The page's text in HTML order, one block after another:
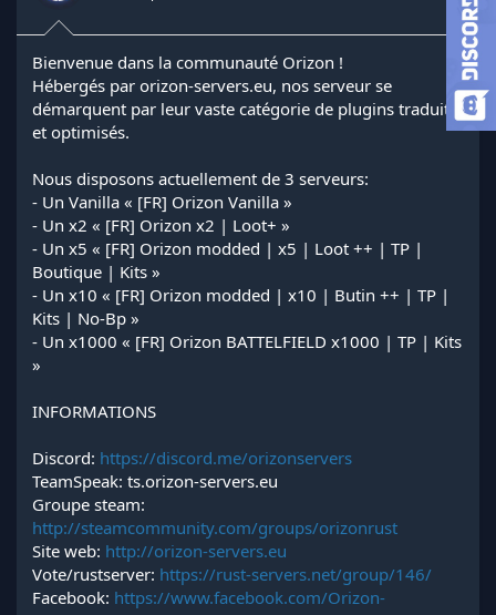
e
u
d
e
l
a
d
s
c
u
s
i
o
n
é
t
Bienvenue dans la communauté Orizon !
Hébergés par orizon-servers.eu, nos serveur se
démarquent par leur vaste catégorie de plugins traduits
et optimisés.
Nous disposons actuellement de 3 serveurs:
- Un Vanilla « [FR] Orizon Vanilla »
- Un x2 « [FR] Orizon x2 | Loot+ »
- Un x5 « [FR] Orizon modded | x5 | Loot ++ | TP |
Boutique | Kits »
- Un x10 « [FR] Orizon modded | x10 | Butin ++ | TP |
Kits | No-Bp »
- Un x1000 « [FR] Orizon BATTELFIELD x1000 | TP | Kits
»
INFORMATIONS
Discord: https://discord.me/orizonservers
TeamSpeak: ts.orizon-servers.eu
Groupe steam:
http://steamcommunity.com/groups/orizonrust
Site web: http://orizon-servers.eu
Vote/rustserver: https://rust-servers.net/group/146/
Facebook: https://www.facebook.com/Orizon-